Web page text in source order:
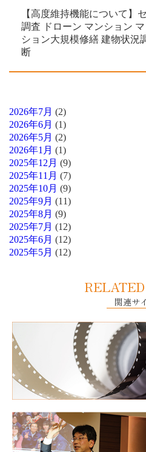
【高度維持機能について】
調査 ドローン マンション
ション大規模修繕 建物状況
断
2026年7月 (2)
2026年6月 (1)
2026年5月 (2)
2026年1月 (1)
2025年12月 (9)
2025年11月 (7)
2025年10月 (9)
2025年9月 (11)
2025年8月 (9)
2025年7月 (12)
2025年6月 (12)
2025年5月 (12)
関連サ